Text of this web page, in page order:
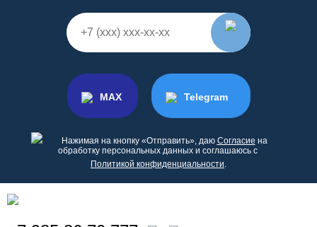
MAX Telegram
Нажимая на кнопку «Отправить», даю Согласие на
обработку персональных данных и соглашаюсь с
Политикой конфиденциальности.